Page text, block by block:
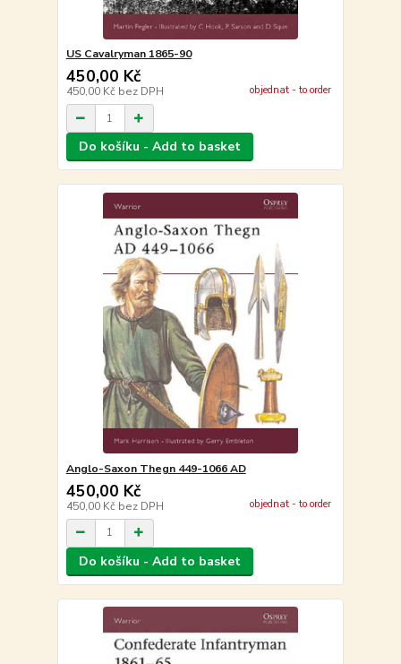
US Cavalryman 1865-90
450,00 Kč
450,00 Kč bez DPH objednat - to order
Do košíku - Add to basket
Anglo-Saxon Thegn 449-1066 AD
450,00 Kč
450,00 Kč bez DPH objednat - to order
Do košíku - Add to basket